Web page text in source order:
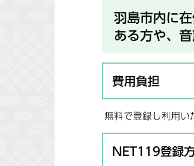
羽島市内に
ある方や、
費用負担
無料で登録し利用い
NET119登録